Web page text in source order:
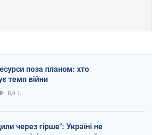
поза планом: хто
темп війни
8,4 т.
через гірше": Україні не